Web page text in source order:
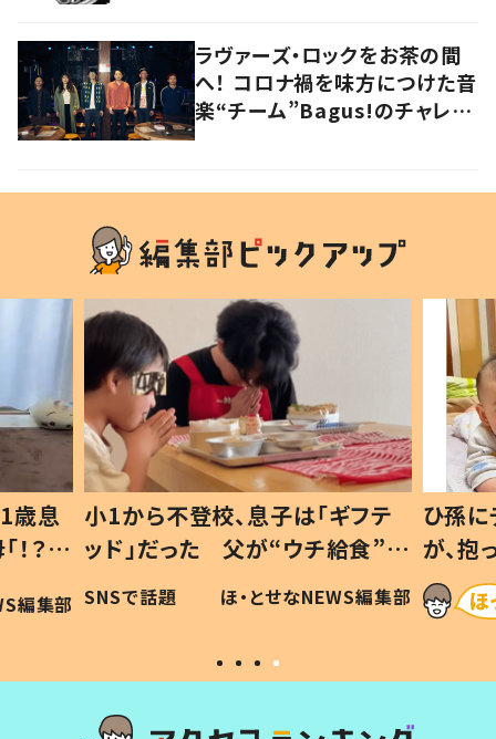
ラヴァーズ・ロックをお茶の間
へ！ コロナ禍を味方につけた音
楽“チーム”Bagus!のチャレン
息
」
編集部
小1から不登校、息子は「ギフテ
ッド」だった 父が“ウチ給食”を
作り続ける理由とは #令和の親
#令和の子
SNSで話題 ほ・とせなNEWS編集部
ひ孫に
が、抱
「涙が
い」